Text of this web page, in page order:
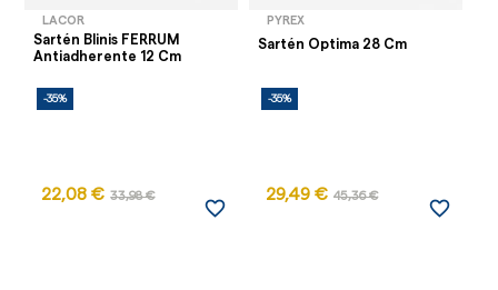
LACOR
Sartén Blinis FERRUM
Antiadherente 12 Cm
-35%
22,08 € 33,98 €
favorite_border
PYREX
Sartén Optima 28 Cm
-35%
29,49 € 45,36 €
favorite_border